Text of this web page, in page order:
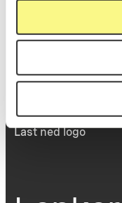
Viktig
Utbetaling og
Last ned logo